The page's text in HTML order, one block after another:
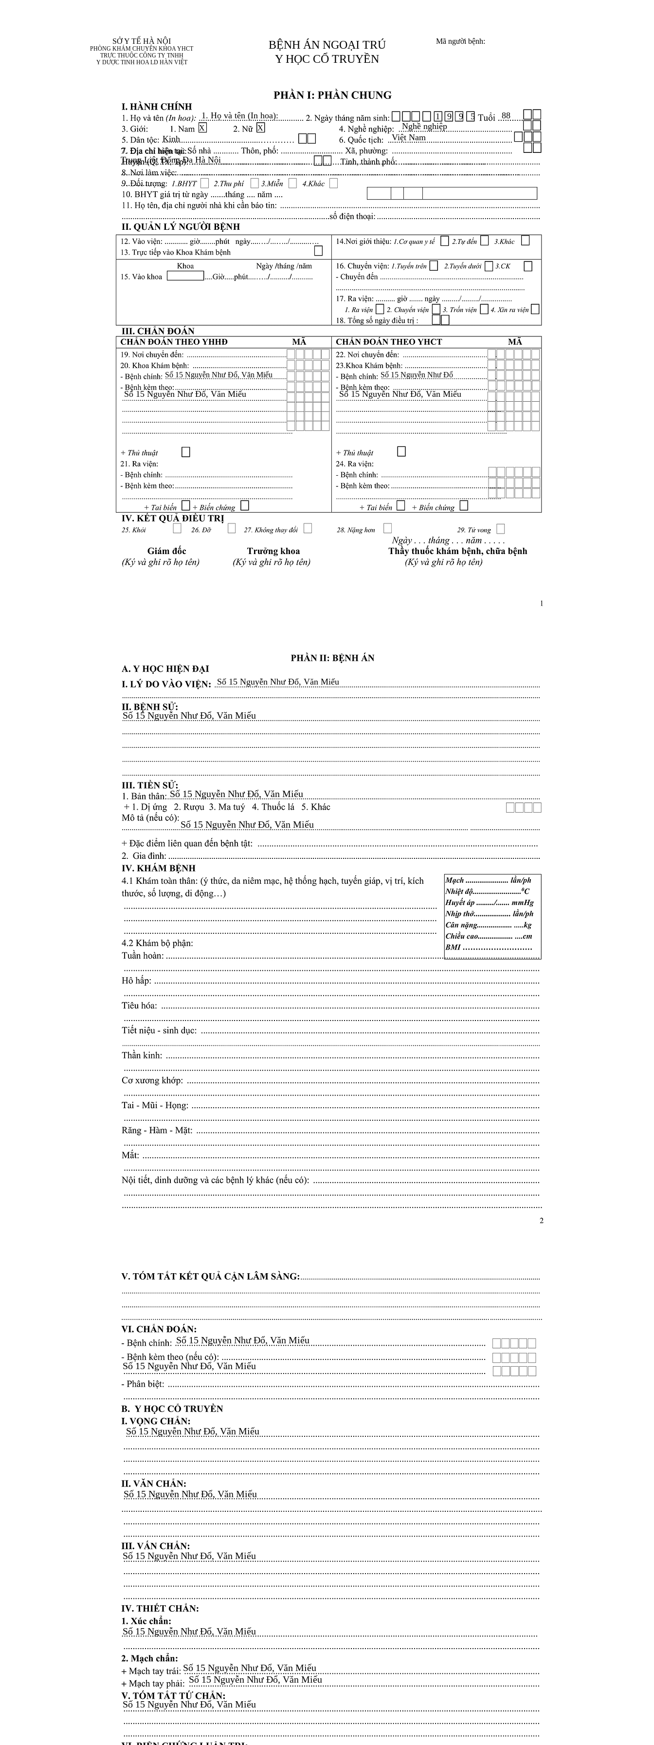
SỞ Y TẾ HÀ NỘI
PHÒNG KHÁM CHUYÊN KHOA YHCT
TRỰC THUỘC CÔNG TY TNHH
Y DƯỢC TINH HOA LD HÀN VIỆT
BỆNH ÁN NGOẠI TRÚ
Y HỌC CỔ TRUYỀN
Mã người bệnh:
1. Họ và tên (In hoa): 1 9 9 5 88
X X
Nghề nghiệp
Việt Nam
Kinh
7. Địa chỉ hiện tại:
......................................................................................................................................................
....................................................................................................................................................................
..................
Trung Liệt Đống Đa Hà Nội
Số 15 Nguyễn Như Đổ, Văn Miếu
Số 15 Nguyễn Như Đổ, Văn Miếu
Số 15 Nguyễn Như Đổ
Số 15 Nguyễn Như Đổ, Văn Miếu
Số 15 Nguyễn Như Đổ, Văn Miếu
Số 15 Nguyễn Như Đổ, Văn Miếu​​​​
Số 15 Nguyễn Như Đổ, Văn Miếu​​​​
Số 15 Nguyễn Như Đổ, Văn Miếu​​​​
Số 15 Nguyễn Như Đổ, Văn Miếu​​​​
Số 15 Nguyễn Như Đổ, Văn Miếu​​​​
Số 15 Nguyễn Như Đổ, Văn Miếu​​​​
Số 15 Nguyễn Như Đổ, Văn Miếu​​​​
Số 15 Nguyễn Như Đổ, Văn Miếu​​​​
Số 15 Nguyễn Như Đổ, Văn Miếu​​​​
Số 15 Nguyễn Như Đổ, Văn Miếu​​​​
Số 15 Nguyễn Như Đổ, Văn Miếu​​​​
Số 15 Nguyễn Như Đổ, Văn Miếu​​​​